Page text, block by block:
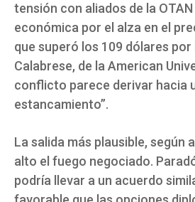
tensión con aliados de la
económica por el alza en el
que superó los 109 dólares
Calabrese, de la American
conflicto parece derivar hacia
estancamiento”.
La salida más plausible, según
alto el fuego negociado.
podría llevar a un acuerdo